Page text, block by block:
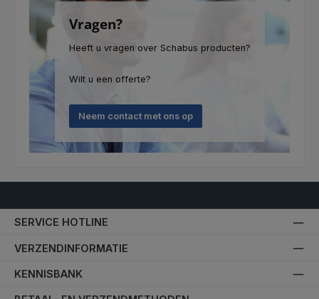
Vragen?
Heeft u vragen over Schabus producten?
Wilt u een offerte?
Neem contact met ons op
SERVICE HOTLINE
VERZENDINFORMATIE
KENNISBANK